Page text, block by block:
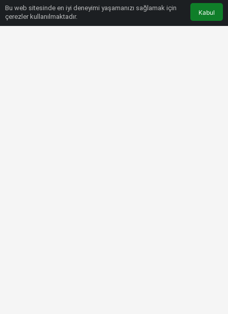
Bu web sitesinde en iyi deneyimi yaşamanızı sağlamak için
çerezler kullanılmaktadır.
Kabul